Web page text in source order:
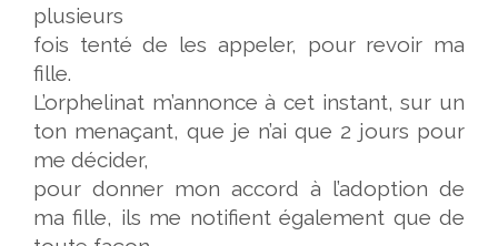
plusieurs
fois tenté de les appeler, pour revoir ma
fille.
L’orphelinat m’annonce à cet instant, sur un
ton menaçant, que je n’ai que 2 jours pour
me décider,
pour donner mon accord à l’adoption de
ma fille, ils me notifient également que de